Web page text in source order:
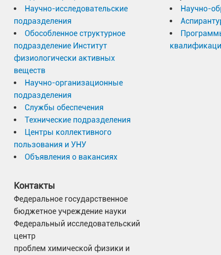
Научно-исследовательские
подразделения
Обособленное структурное
подразделение Институт
физиологически активных
веществ
Научно-организационные
подразделения
Службы обеспечения
Технические подразделения
Центры коллективного
пользования и УНУ
Объявления о вакансиях
Научно-
Контакты
Федеральное государственное
бюджетное учреждение науки
Федеральный исследовательский
центр
проблем химической физики и